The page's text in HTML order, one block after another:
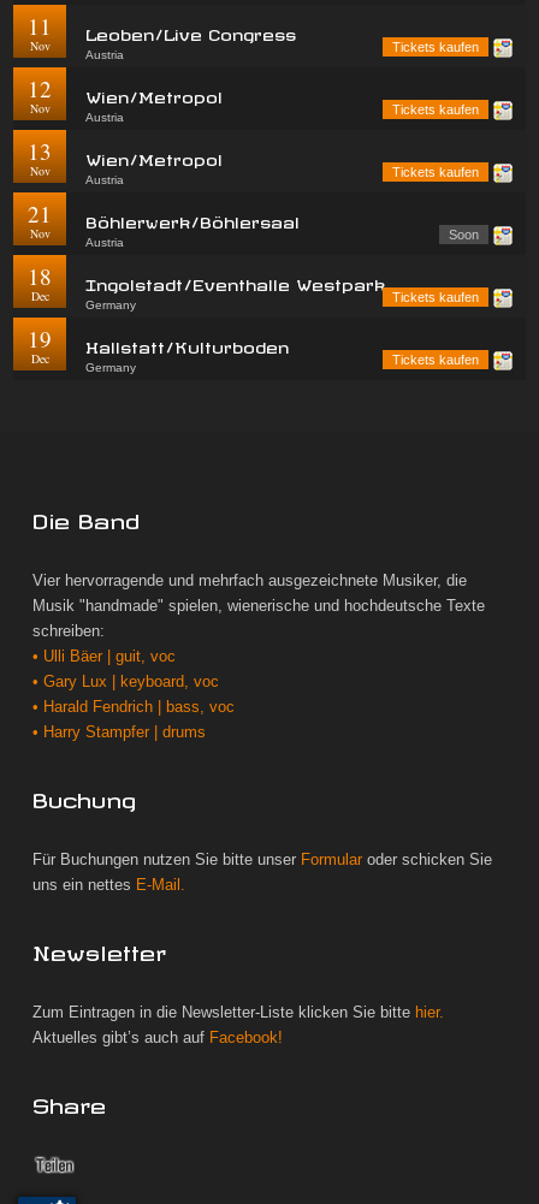
11
Nov
Leoben/Live Congress
Austria
Tickets kaufen
12
Nov
Wien/Metropol
Austria
Tickets kaufen
13
Nov
Wien/Metropol
Austria
Tickets kaufen
21
Nov
Böhlerwerk/Böhlersaal
Austria
Soon
18
Dec
Ingolstadt/Eventhalle Westpark
Germany
Tickets kaufen
19
Dec
Hallstatt/Kulturboden
Germany
Tickets kaufen
Die Band
Vier hervorragende und mehrfach ausgezeichnete Musiker, die
Musik "handmade" spielen, wienerische und hochdeutsche Texte
schreiben:
• Ulli Bäer | guit, voc
• Gary Lux | keyboard, voc
• Harald Fendrich | bass, voc
• Harry Stampfer | drums
Buchung
Für Buchungen nutzen Sie bitte unser Formular oder schicken Sie
uns ein nettes E-Mail.
Newsletter
Zum Eintragen in die Newsletter-Liste klicken Sie bitte hier.
Aktuelles gibt’s auch auf Facebook!
Share